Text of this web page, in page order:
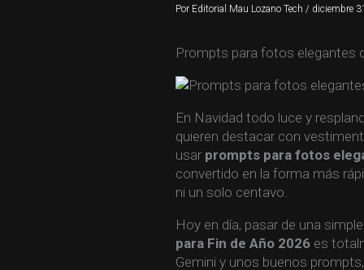
Por Editorial Mau Lozano Tech/ diciembre
Prompts para fotos elegantes
En Navidad todo luce y
quieren destacar con
usar prompts para fotos
convertido en la forma más
ni un solo centavo.
Hoy en día, pasar de una
para Fin de Año 2026 es
Gemini y unos buenos